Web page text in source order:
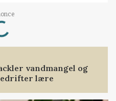
vandmangel og
lære